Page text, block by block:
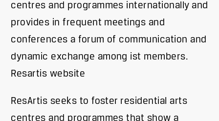
centres and programmes internationally and
provides in frequent meetings and
conferences a forum of communication and
dynamic exchange among ist members.
Resartis website
ResArtis seeks to foster residential arts
centres and programmes that show a